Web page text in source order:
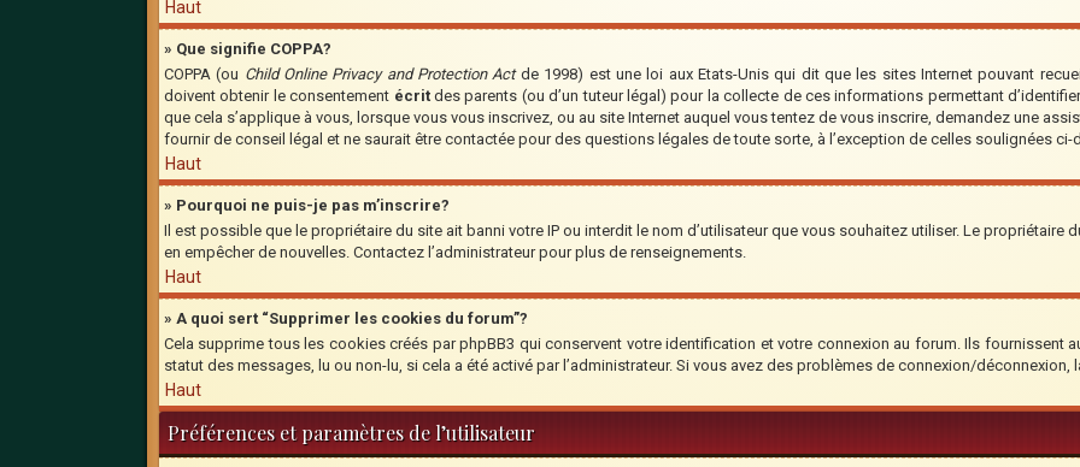
Haut
» Que signifie COPPA?
COPPA (ou Child Online Privacy and Protection Actde 1998) est une loi aux Etats-Unis qui dit que les sites Internet pouvant
doivent obtenir le consentement écritdes parents (ou d’un tuteur légal) pour la collecte de ces informations permettant
que cela s’applique à vous, lorsque vous vous inscrivez, ou au site Internet auquel vous tentez de vous inscrire, demandez une
fournir de conseil légal et ne saurait être contactée pour des questions légales de toute sorte, à l’exception de celles soulignées ci-
Haut
» Pourquoi ne puis-je pas m’inscrire?
Il est possible que le propriétaire du site ait banni votre IP ou interdit le nom d’utilisateur que vous souhaitez utiliser. Le propriétaire
en empêcher de nouvelles. Contactez l’administrateur pour plus de renseignements.
Haut
» A quoi sert “Supprimer les cookies du forum”?
Cela supprime tous les cookies créés par phpBB3 qui conservent votre identification et votre connexion au forum. Ils fournissent
statut des messages, lu ou non-lu, si cela a été activé par l’administrateur. Si vous avez des problèmes de connexion/
Haut
Préférences et paramètres de l’utilisateur